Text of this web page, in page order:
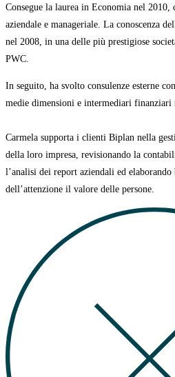
Consegue la laurea in Economia nel 2010,
aziendale e manageriale. La conoscenza
nel 2008, in una delle più prestigiose
PWC.
In seguito, ha svolto consulenze esterne
medie dimensioni e intermediari finanziari
Carmela supporta i clienti Biplan nella
della loro impresa, revisionando la
l’analisi dei report aziendali ed elaborando
dell’attenzione il valore delle persone.